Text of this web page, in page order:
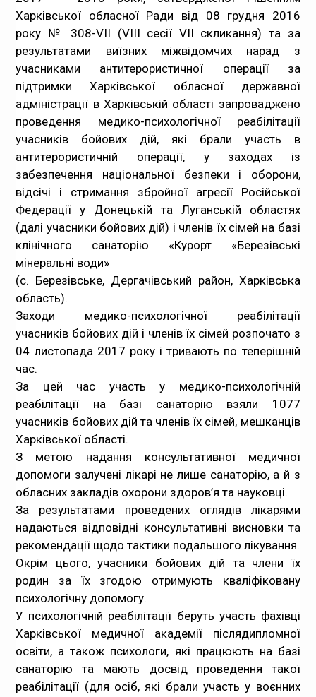
Харківської обласної Ради від 08 грудня 2016
року № 308-VІI (VIII сесії VІI скликання) та за
результатами виїзних міжвідомчих нарад з
учасниками антитерористичної операції за
підтримки Харківської обласної державної
адміністрації в Харківській області запроваджено
проведення медико-психологічної реабілітації
учасників бойових дій, які брали участь в
антитерористичній операції, у заходах із
забезпечення національної безпеки і оборони,
відсічі і стримання збройної агресії Російської
Федерації у Донецькій та Луганській областях
(далі учасники бойових дій) і членів їх сімей на базі
клінічного санаторію «Курорт «Березівські
мінеральні води»
(с. Березівське, Дергачівський район, Харківська
область).
Заходи медико-психологічної реабілітації
учасників бойових дій і членів їх сімей розпочато з
04 листопада 2017 року і тривають по теперішній
час.
За цей час участь у медико-психологічній
реабілітації на базі санаторію взяли 1077
учасників бойових дій та членів їх сімей, мешканців
Харківської області.
З метою надання консультативної медичної
допомоги залучені лікарі не лише санаторію, а й з
обласних закладів охорони здоров’я та науковці.
За результатами проведених оглядів лікарями
надаються відповідні консультативні висновки та
рекомендації щодо тактики подальшого лікування.
Окрім цього, учасники бойових дій та члени їх
родин за їх згодою отримують кваліфіковану
психологічну допомогу.
У психологічній реабілітації беруть участь фахівці
Харківської медичної академії післядипломної
освіти, а також психологи, які працюють на базі
санаторію та мають досвід проведення такої
реабілітації (для осіб, які брали участь у воєнних